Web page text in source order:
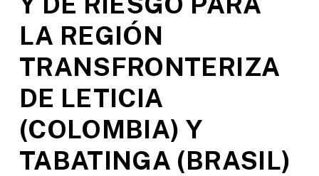
LA REGIÓN
TRANSFRONTERIZA
DE LETICIA
(COLOMBIA) Y
TABATINGA (BRASIL)